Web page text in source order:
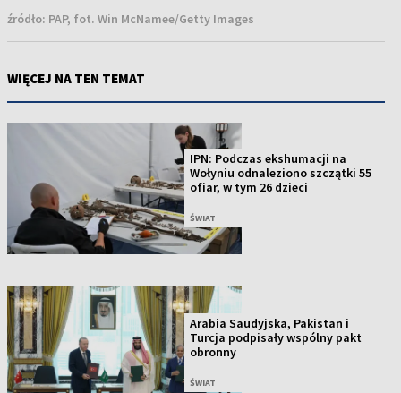
źródło: PAP, fot. Win McNamee/Getty Images
WIĘCEJ NA TEN TEMAT
IPN: Podczas ekshumacji na
Wołyniu odnaleziono szczątki 55
ofiar, w tym 26 dzieci
ŚWIAT
Arabia Saudyjska, Pakistan i
Turcja podpisały wspólny pakt
obronny
ŚWIAT